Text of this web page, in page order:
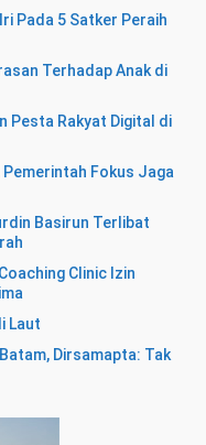
Pada 5 Satker Peraih
Terhadap Anak di
Pesta Rakyat Digital di
Pemerintah Fokus Jaga
Basirun Terlibat
Clinic Izin
Laut
Dirsamapta: Tak